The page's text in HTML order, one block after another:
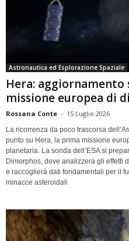
Astronautica ed Esplorazione Spaziale
Hera:
missione europea di
Rossana Conte - 15 Luglio 2026
La ricorrenza da poco trascorsa
punto su Hera, la prima missione
planetaria. La sonda dell’ESA si
Dimorphos, dove analizzerà gli effetti
e raccoglierà dati fondamentali per il
minacce asteroidali